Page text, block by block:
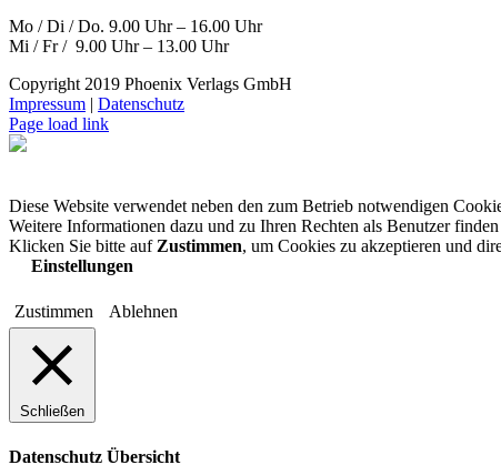
Mo / Di / Do. 9.00 Uhr – 16.00 Uhr
Mi / Fr / 9.00 Uhr – 13.00 Uhr
Copyright 2019 Phoenix Verlags GmbH
Impressum
Datenschutz
Page load link
Diese Website verwendet neben den zum Betrieb notwendigen
Weitere Informationen dazu und zu Ihren Rechten als Benutzer
Klicken Sie bitte aufZustimmen, um Cookies zu akzeptieren und
Einstellungen
Zustimmen Ablehnen
Schließen
Datenschutz Übersicht